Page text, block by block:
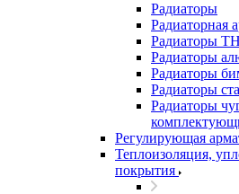
Радиаторы
Радиаторная
Радиаторы
Радиаторы
Радиаторы
Радиаторы
Радиаторы
Регулирующая
Теплоизоляция,
покрытия